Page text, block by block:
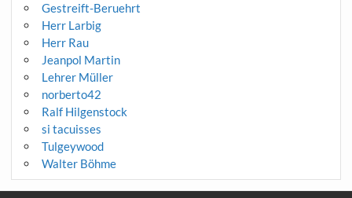
Gestreift-Beruehrt
Herr Larbig
Herr Rau
Jeanpol Martin
Lehrer Müller
norberto42
Ralf Hilgenstock
si tacuisses
Tulgeywood
Walter Böhme